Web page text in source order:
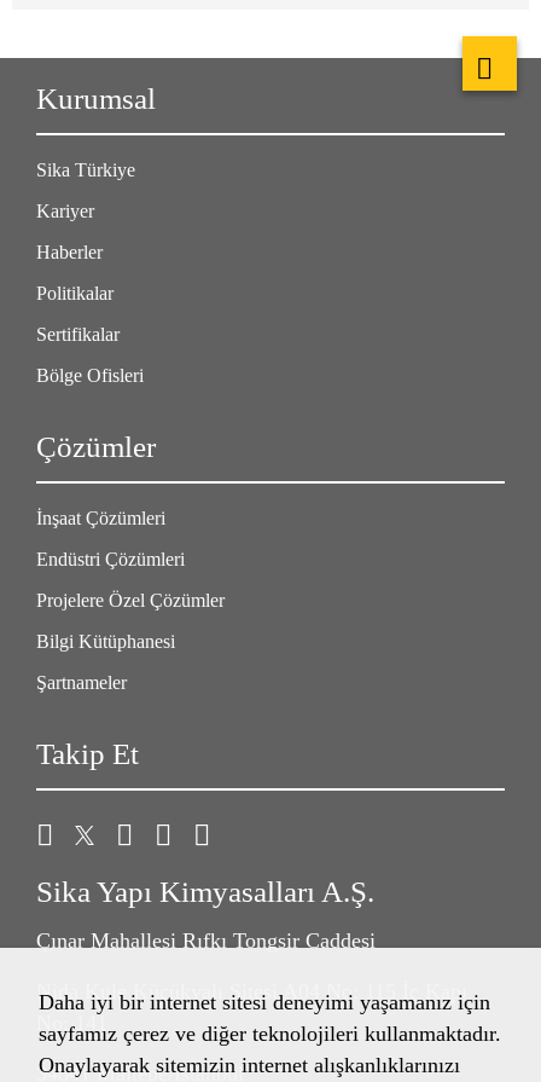
Kurumsal
Sika Türkiye
Kariyer
Haberler
Politikalar
Sertifikalar
Bölge Ofisleri
Çözümler
İnşaat Çözümleri
Endüstri Çözümleri
Projelere Özel Çözümler
Bilgi Kütüphanesi
Şartnameler
Takip Et
Sika Yapı Kimyasalları A.Ş.
Çınar Mahallesi Rıfkı Tongsir Caddesi
Nida Kule Küçükyalı Sitesi A04 No: 115 İç Kapı
No: 141
34841 Maltepe/İstanbul
Daha iyi bir internet sitesi deneyimi yaşamanız için
sayfamız çerez ve diğer teknolojileri kullanmaktadır.
Onaylayarak sitemizin internet alışkanlıklarınızı